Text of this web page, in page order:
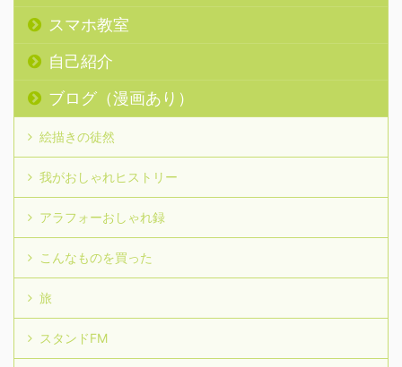
スマホ教室
自己紹介
ブログ（漫画あり）
絵描きの徒然
我がおしゃれヒストリー
アラフォーおしゃれ録
こんなものを買った
旅
スタンドFM